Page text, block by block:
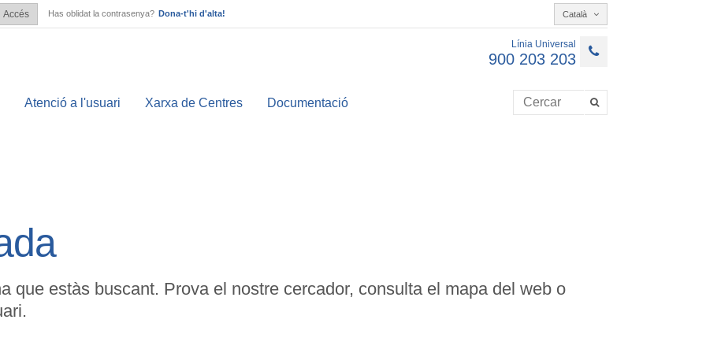
Accés Has oblidat la contrasenya? Dona-t'hi d'alta! Català
Línia Universal
900 203 203
Atenció a l'usuari Xarxa de Centres Documentació
que estàs buscant. Prova el nostre cercador, consulta el mapa del web o